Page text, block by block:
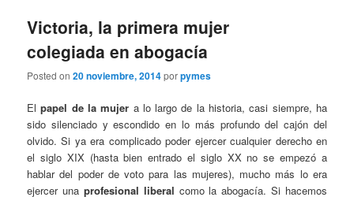
Victoria, la primera mujer
colegiada en abogacía
Posted on20 noviembre, 2014porpymes
Elpapel de la mujer a lo largo de la historia, casi siempre, ha
sido silenciado y escondido en lo más profundo del cajón del
olvido. Si ya era complicado poder ejercer cualquier derecho en
el siglo XIX (hasta bien entrado el siglo XX no se empezó a
hablar del poder de voto para las mujeres), mucho más lo era
ejercer una profesional liberal como la abogacía. Si hacemos